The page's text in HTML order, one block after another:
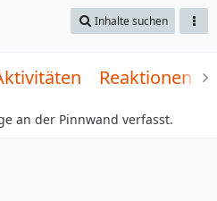
Inhalte suchen
Reaktionen
an der Pinnwand verfasst.